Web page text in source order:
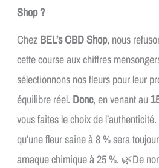
Shop ?
Chez BEL’s CBD Shop, nous
cette course aux chiffres
sélectionnons nos fleurs pour leur
équilibre réel. Donc, en venant au
vous faites le choix de l’authenticité.
qu’une fleur saine à 8 % sera
arnaque chimique à 25 %. 🌿De